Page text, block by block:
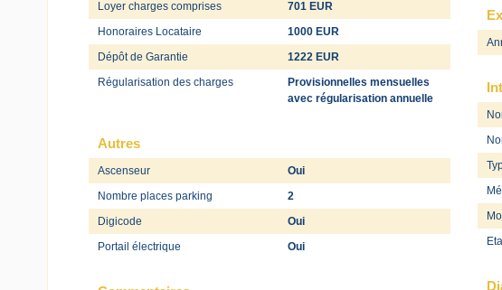
Loyer charges comprises
701 EUR
Honoraires Locataire
1000 EUR
Dépôt de Garantie
1222 EUR
Régularisation des charges
Provisionnelles mensuelles
avec régularisation annuelle
Autres
Ascenseur
Oui
Nombre places parking
2
Digicode
Oui
Portail électrique
Oui